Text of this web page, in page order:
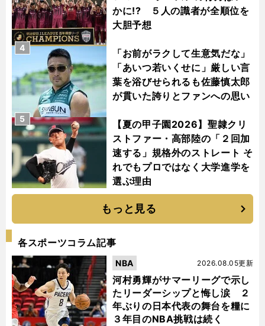
かに!? ５人の識者が全順位を
大胆予想
「お前がラクして生意気だな」
「あいつ若いくせに」厳しい言
葉を浴びせられるも佐藤慎太郎
が貫いた誇りとファンへの思い
4
【夏の甲子園2026】聖隷クリ
ストファー・高部陸の「２回加
速する」規格外のストレート そ
れでもプロではなく大学進学を
選ぶ理由
5
もっと見る
各スポーツコラム記事
河村勇輝がサマーリーグで示し
たリーダーシップと悔し涙 ２
年ぶりの日本代表の舞台を糧に
３年目のNBA挑戦は続く
2026.08.05更新
NBA